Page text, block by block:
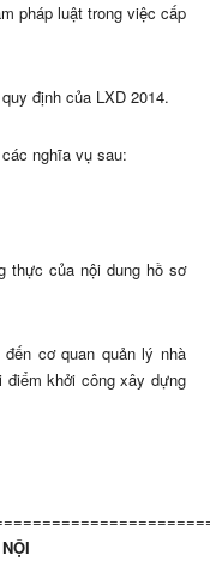
pháp luật trong việc cấp
định của LXD 2014.
nghĩa vụ sau:
thực của nội dung hồ sơ
cơ quan quản lý nhà
khởi công xây dựng